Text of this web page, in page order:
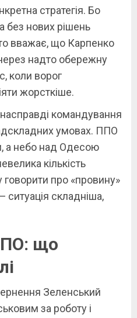
стратегія. Бо
без нових рішень
вважає, що Карпенко
надто обережну
коли ворог
жорсткіше.
командування
умовах. ППО
а небо над Одесою
кількість
про «провину»
ситуація складніша,
що
Зеленський
за роботу і